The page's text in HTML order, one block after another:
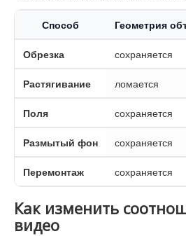
Способ Геометрия
Обрезка сохраняется
Растягивание ломается
Поля сохраняется
Размытый фон сохраняется
Перемонтаж сохраняется
Как изменить
видео